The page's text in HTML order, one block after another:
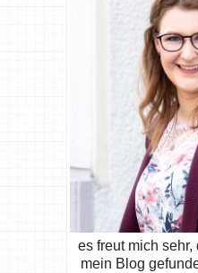
es freut mich
mein Blog